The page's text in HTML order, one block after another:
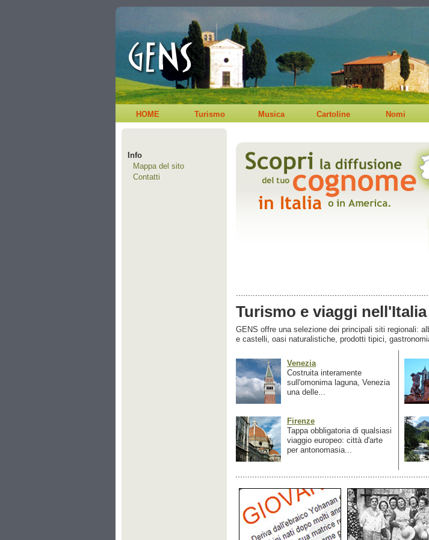
HOME Turismo Musica Cartoline Nomi
Info
Mappa del sito
Contatti
Turismo e viaggi
GENS offre una selezione dei principali siti regionali:
e castelli, oasi naturalistiche, prodotti tipici,
Venezia
Costruita interamente
sull'omonima laguna, Venezia
una delle...
Firenze
Tappa obbligatoria di qualsiasi
viaggio europeo: città d'arte
per antonomasia...